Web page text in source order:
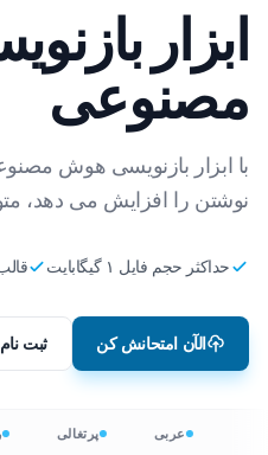
ابزار
مصنوعی
با ابزار بازنویسی هوش
نوشتن را افزایش می دهد،
حداکثر حجم فایل ۱ گیگابایت
الآن امتحانش کن ثبت
عربی پرتغالی